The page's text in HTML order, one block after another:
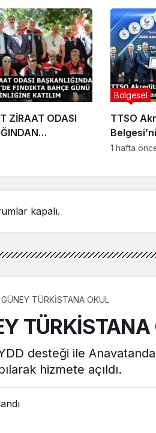
ZİRAAT ODASI
FINDIKTA
TTSO
Başkan
Bölgesel
1 hafta
kapalı.
TÜRKİSTANA OKUL
TÜRKİSTANA
desteği ile
hizmete açıldı.